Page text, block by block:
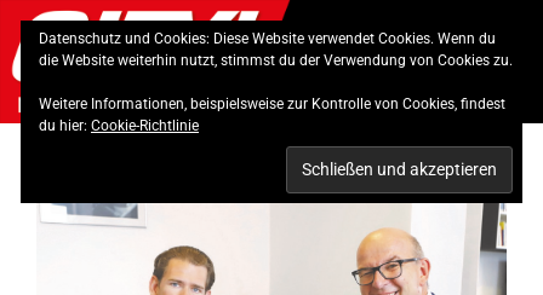
Skip
to
content
Datenschutz und Cookies: Diese Website verwendet Cookies. Wenn du
die Website weiterhin nutzt, stimmst du der Verwendung von Cookies zu.
Weitere Informationen, beispielsweise zur Kontrolle von Cookies, findest
du hier: Cookie-Richtlinie